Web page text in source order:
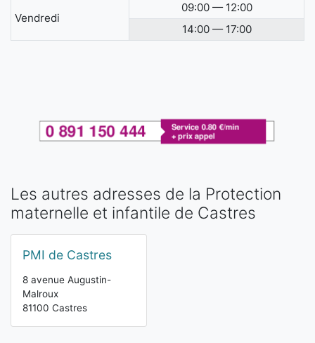
Vendredi
09:00 — 12:00
14:00 — 17:00
Les autres adresses de la Protection
maternelle et infantile de Castres
PMI de Castres
8 avenue Augustin-
Malroux
81100 Castres